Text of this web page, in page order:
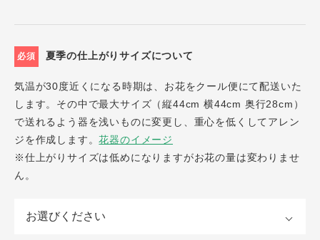
必須 夏季の仕上がりサイズについて
気温が30度近くになる時期は、お花をクール便にて配送いた
します。その中で最大サイズ（縦44cm 横44cm 奥行28cm）
で送れるよう器を浅いものに変更し、重心を低くしてアレン
ジを作成します。花器のイメージ
※仕上がりサイズは低めになりますがお花の量は変わりませ
ん。